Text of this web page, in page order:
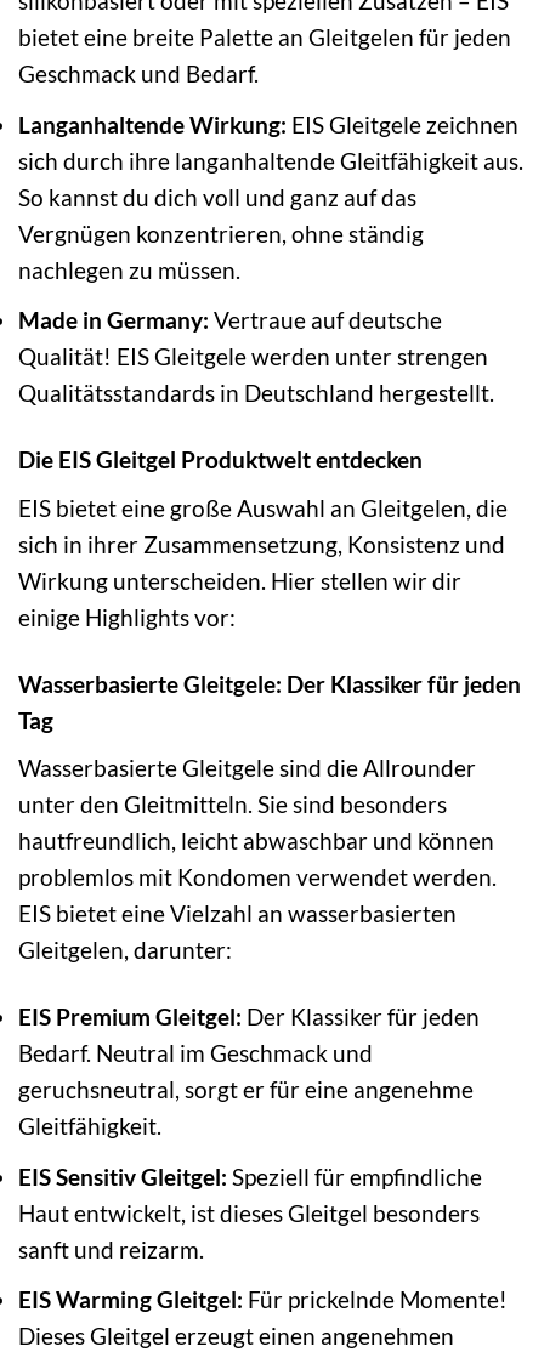
bietet eine breite Palette an Gleitgelen für jeden
Geschmack und Bedarf.
Langanhaltende Wirkung: EIS Gleitgele zeichnen
sich durch ihre langanhaltende Gleitfähigkeit aus.
So kannst du dich voll und ganz auf das
Vergnügen konzentrieren, ohne ständig
nachlegen zu müssen.
Made in Germany: Vertraue auf deutsche
Qualität! EIS Gleitgele werden unter strengen
Qualitätsstandards in Deutschland hergestellt.
Die EIS Gleitgel Produktwelt entdecken
EIS bietet eine große Auswahl an Gleitgelen, die
sich in ihrer Zusammensetzung, Konsistenz und
Wirkung unterscheiden. Hier stellen wir dir
einige Highlights vor:
Wasserbasierte Gleitgele: Der Klassiker für jeden
Tag
Wasserbasierte Gleitgele sind die Allrounder
unter den Gleitmitteln. Sie sind besonders
hautfreundlich, leicht abwaschbar und können
problemlos mit Kondomen verwendet werden.
EIS bietet eine Vielzahl an wasserbasierten
Gleitgelen, darunter:
EIS Premium Gleitgel: Der Klassiker für jeden
Bedarf. Neutral im Geschmack und
geruchsneutral, sorgt er für eine angenehme
Gleitfähigkeit.
EIS Sensitiv Gleitgel: Speziell für empfindliche
Haut entwickelt, ist dieses Gleitgel besonders
sanft und reizarm.
EIS Warming Gleitgel: Für prickelnde Momente!
Dieses Gleitgel erzeugt einen angenehmen